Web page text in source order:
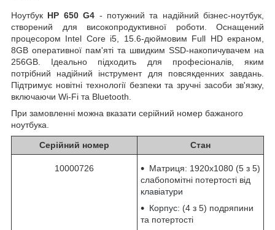
Ноутбук HP 650 G4 - потужний та надійний бізнес-ноутбук,
створений для високопродуктивної роботи. Оснащений
процесором Intel Core i5, 15.6-дюймовим Full HD екраном,
8GB оперативної пам'яті та швидким SSD-накопичувачем на
256GB. Ідеально підходить для професіоналів, яким
потрібний надійний інструмент для повсякденних завдань.
Підтримує новітні технології безпеки та зручні засоби зв'язку,
включаючи Wi-Fi та Bluetooth.
При замовленні можна вказати серійний номер бажаного
ноутбука.
Серійний номер Стан
10000726
Матриця: 1920x1080 (5 з 5)
слабопомітні потертості від
клавіатури
Корпус: (4 з 5) подряпини
та потертості